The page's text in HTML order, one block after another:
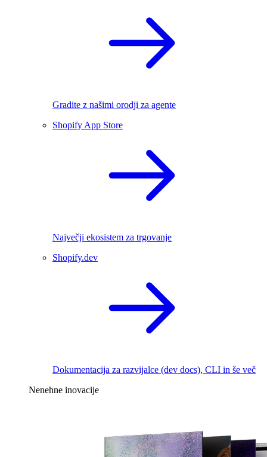
Gradite z našimi orodji za agente
Shopify App Store
Največji ekosistem za trgovanje
Shopify.dev
Dokumentacija za razvijalce (dev docs), CLI in še več
Nenehne inovacije